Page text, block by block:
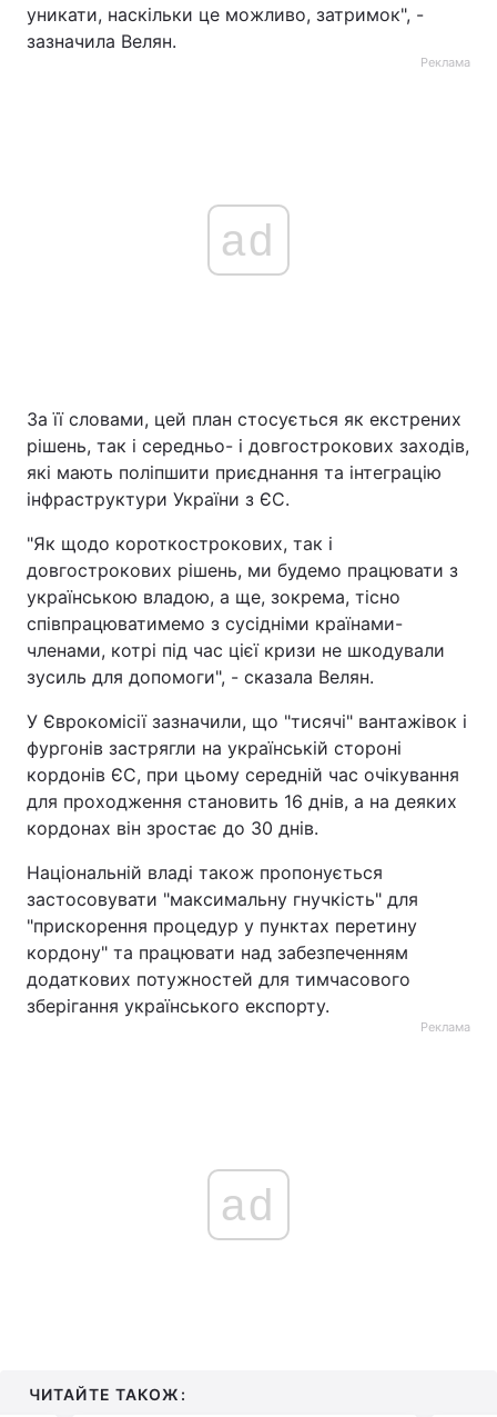
уникати, наскільки це можливо, затримок", -
зазначила Велян.
Реклама
ad
За її словами, цей план стосується як екстрених
рішень, так і середньо- і довгострокових заходів,
які мають поліпшити приєднання та інтеграцію
інфраструктури України з ЄС.
"Як щодо короткострокових, так і
довгострокових рішень, ми будемо працювати з
українською владою, а ще, зокрема, тісно
співпрацюватимемо з сусідніми країнами-
членами, котрі під час цієї кризи не шкодували
зусиль для допомоги", - сказала Велян.
У Єврокомісії зазначили, що "тисячі" вантажівок і
фургонів застрягли на українській стороні
кордонів ЄС, при цьому середній час очікування
для проходження становить 16 днів, а на деяких
кордонах він зростає до 30 днів.
Національній владі також пропонується
застосовувати "максимальну гнучкість" для
"прискорення процедур у пунктах перетину
кордону" та працювати над забезпеченням
додаткових потужностей для тимчасового
зберігання українського експорту.
Реклама
ad
ЧИТАЙТЕ ТАКОЖ: